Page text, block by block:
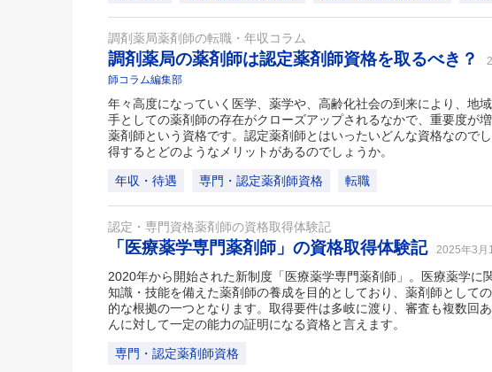
調剤薬局薬剤師の転職・年収コラム
調剤薬局の薬剤師は認定薬剤師資格を取るべき？
師コラム編集部
年々高度になっていく医学、薬学や、高齢化社会の到来により、地
手としての薬剤師の存在がクローズアップされるなかで、重要度が
薬剤師という資格です。認定薬剤師とはいったいどんな資格なので
得するとどのようなメリットがあるのでしょうか。
年収・待遇 専門・認定薬剤師資格 転職
認定・専門資格薬剤師の資格取得体験記
「医療薬学専門薬剤師」の資格取得体験記 2025年3月
2020年から開始された新制度「医療薬学専門薬剤師」。医療薬学に
知識・技能を備えた薬剤師の養成を目的としており、薬剤師として
的な根拠の一つとなります。取得要件は多岐に渡り、審査も複数回
んに対して一定の能力の証明になる資格と言えます。
専門・認定薬剤師資格